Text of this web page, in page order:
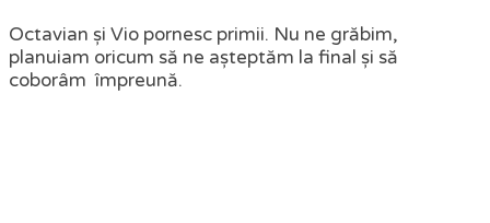
Octavian și Vio pornesc primii. Nu ne grăbim,
planuiam oricum să ne așteptăm la final și să
coborâm împreună.